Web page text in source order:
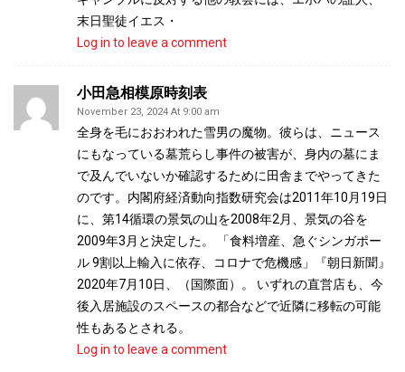
末日聖徒イエス・
Log in to leave a comment
小田急相模原時刻表
November 23, 2024 At 9:00 am
全身を毛におおわれた雪男の魔物。彼らは、ニュース
にもなっている墓荒らし事件の被害が、身内の墓にま
で及んでいないか確認するために田舎までやってきた
のです。内閣府経済動向指数研究会は2011年10月19日
に、第14循環の景気の山を2008年2月、景気の谷を
2009年3月と決定した。 「食料増産、急ぐシンガポー
ル 9割以上輸入に依存、コロナで危機感」『朝日新聞』
2020年7月10日、（国際面）。 いずれの直営店も、今
後入居施設のスペースの都合などで近隣に移転の可能
性もあるとされる。
Log in to leave a comment